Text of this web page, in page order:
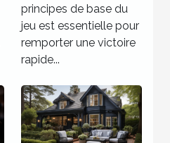
principes de base du
jeu est essentielle pour
remporter une victoire
rapide...